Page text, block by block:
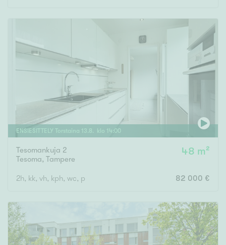
ENSIESITTELY Torstaina 13 . 8 . klo 14:00
Tesomankuja 2
Tesoma, Tampere
48 m²
2h, kk, vh, kph, wc, p 82 000 €